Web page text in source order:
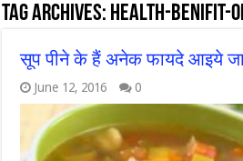
Tag Archives: health-benifit-
सूप पीने के हैं अनेक फायदे आइये
June 12, 2016 0